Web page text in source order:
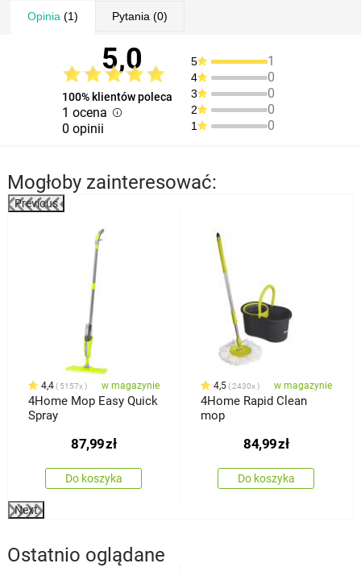
Opinia (1) Pytania (0)
5,0
100% klientów poleca
1 ocena
0 opinii
5 1
4 0
3 0
2 0
1 0
Mogłoby zainteresować:
Previous
4,4 5157x w magazynie
4Home Mop Easy Quick
Spray
87,99zł
Do koszyka
4,5 2430x w magazynie
4Home Rapid Clean
mop
84,99zł
Do koszyka
Next
Ostatnio oglądane